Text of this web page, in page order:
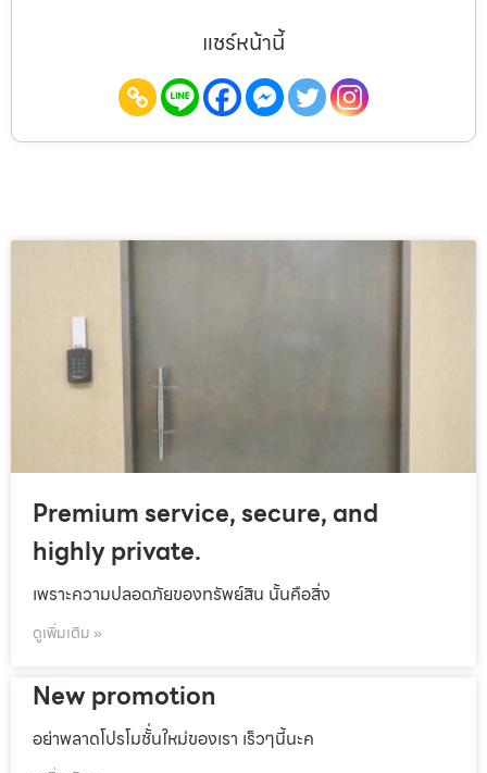
แชร์หน้านี้
Premium service, secure, and
highly private.
เพราะความปลอดภัยของทรัพย์สิน นั้นคือสิ่ง
ดูเพิ่มเติม »
New promotion
อย่าพลาดโปรโมชั้่นใหม่ของเรา เร็วๆนี้นะค